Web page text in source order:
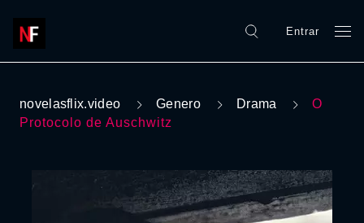
Entrar
novelasflix.video Genero Drama
O
Protocolo de Auschwitz